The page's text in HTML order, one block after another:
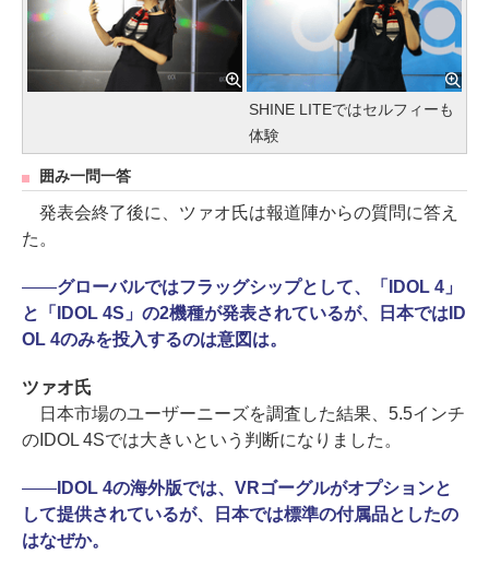
SHINE LITEではセルフィーも
体験
囲み一問一答
発表会終了後に、ツァオ氏は報道陣からの質問に答え
た。
――グローバルではフラッグシップとして、「IDOL 4」
と「IDOL 4S」の2機種が発表されているが、日本ではID
OL 4のみを投入するのは意図は。
ツァオ氏
日本市場のユーザーニーズを調査した結果、5.5インチ
のIDOL 4Sでは大きいという判断になりました。
――IDOL 4の海外版では、VRゴーグルがオプションと
して提供されているが、日本では標準の付属品としたの
はなぜか。